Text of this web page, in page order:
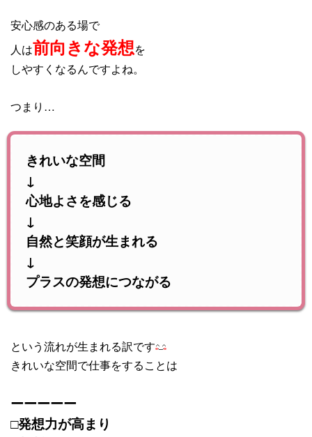
安心感のある場で
人は前向きな発想を
しやすくなるんですよね。
つまり…
きれいな空間
↓
心地よさを感じる
↓
自然と笑顔が生まれる
↓
プラスの発想につながる
という流れが生まれる訳です
きれいな空間で仕事をすることは
ーーーーー
□発想力が高まり